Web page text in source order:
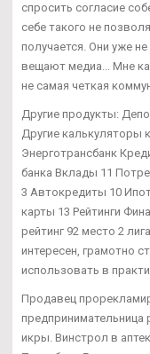
спросить согласие
себе такого не
получается. Они уже
вещают медиа... Мне
не самая четкая
Другие продукты:
Другие калькуляторы
Энерготрансбанк
банка Вклады 11
3 Автокредиты 10
карты 13 Рейтинги
рейтинг 92 место 2
интересен, грамотно
использовать в
Продавец
предпринимательница
икры. Винстрол в